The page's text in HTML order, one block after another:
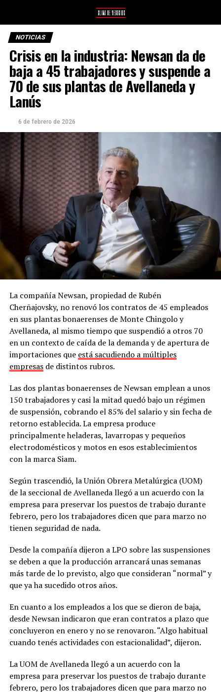
NOTICIAS
Crisis en la industria: Newsan da de
baja a 45 trabajadores y suspende a
70 de sus plantas de Avellaneda y
Lanús
6 de febrero de 2026
La compañía Newsan, propiedad de Rubén
Cherñajovsky, no renovó los contratos de 45 empleados
en sus plantas bonaerenses de Monte Chingolo y
Avellaneda, al mismo tiempo que suspendió a otros 70
en un contexto de caída de la demanda y de apertura de
importaciones que está sacudiendo a múltiples
empresasde distintos rubros.
Las dos plantas bonaerenses de Newsan emplean a unos
150 trabajadores y casi la mitad quedó bajo un régimen
de suspensión, cobrando el 85% del salario y sin fecha de
retorno establecida. La empresa produce
principalmente heladeras, lavarropas y pequeños
electrodomésticos y motos en esos establecimientos
con la marca Siam.
Según trascendió, la Unión Obrera Metalúrgica (UOM)
de la seccional de Avellaneda llegó a un acuerdo con la
empresa para preservar los puestos de trabajo durante
febrero, pero los trabajadores dicen que para marzo no
tienen seguridad de nada.
Desde la compañía dijeron a LPO sobre las suspensiones
se deben a que la producción arrancará unas semanas
más tarde de lo previsto, algo que consideran “normal” y
que ya ha sucedido otros años.
En cuanto a los empleados a los que se dieron de baja,
desde Newsan indicaron que eran contratos a plazo que
concluyeron en enero y no se renovaron. “Algo habitual
cuando tenés actividades con estacionalidad”, dijeron.
La UOM de Avellaneda llegó a un acuerdo con la
empresa para preservar los puestos de trabajo durante
febrero, pero los trabajadores dicen que para marzo no